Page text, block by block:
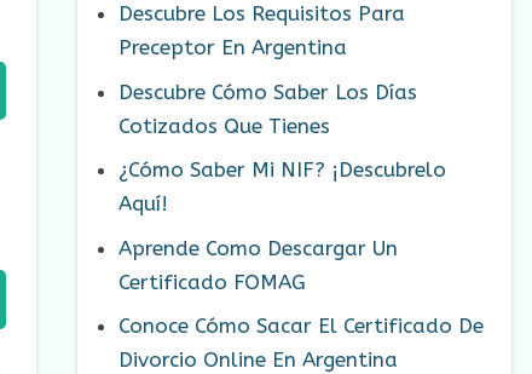
Descubre Los Requisitos Para
Preceptor En Argentina
Descubre Cómo Saber Los Días
Cotizados Que Tienes
¿Cómo Saber Mi NIF? ¡Descubrelo
Aquí!
Aprende Como Descargar Un
Certificado FOMAG
Conoce Cómo Sacar El Certificado De
Divorcio Online En Argentina